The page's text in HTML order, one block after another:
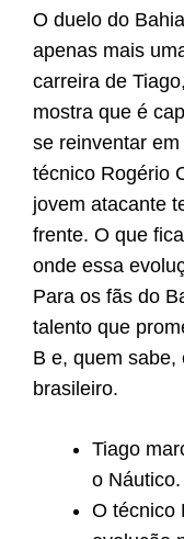
O duelo do
apenas mais
carreira de
mostra que é
se reinventar
técnico Rogério
jovem atacante
frente. O que
onde essa
Para os fãs do
talento que
B e, quem sabe,
brasileiro.
Tiago
o Náutico.
O técnico